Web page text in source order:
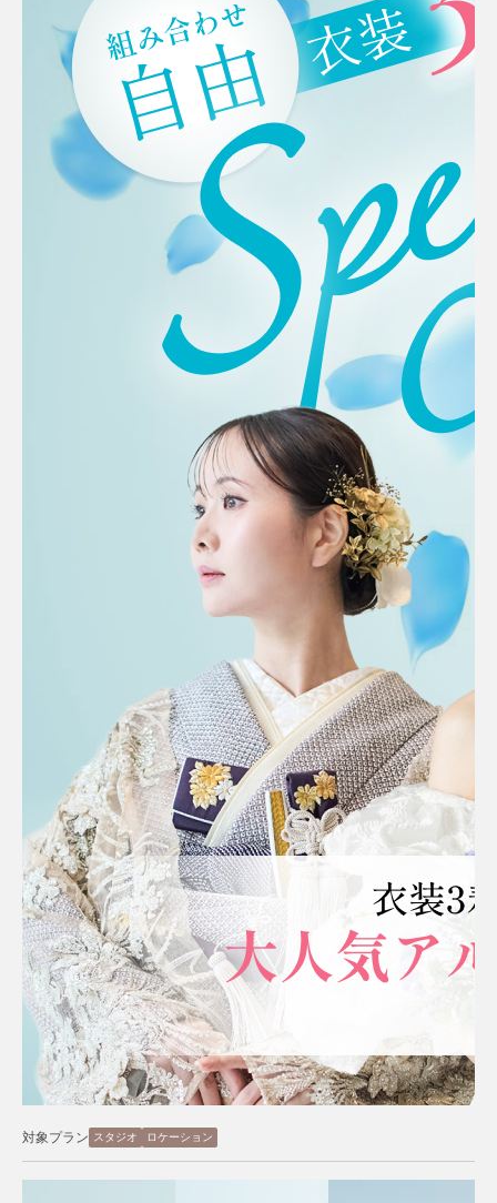
対象プラン スタジオ ロケーション